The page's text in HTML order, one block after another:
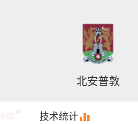
北安普敦
技术统计